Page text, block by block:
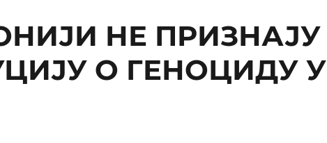
НЕ ПРИЗНАЈУ
О ГЕНОЦИДУ У